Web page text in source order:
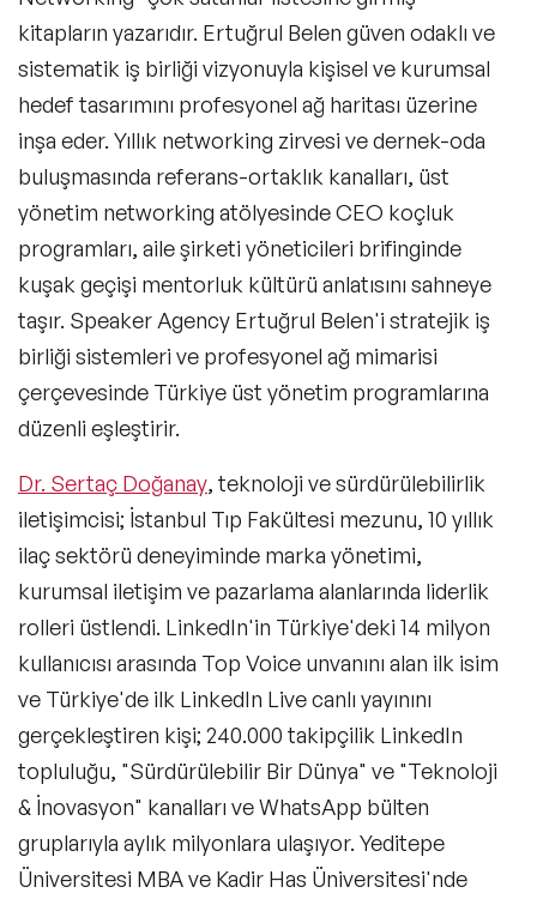
kitapların yazarıdır. Ertuğrul Belen güven odaklı ve
sistematik iş birliği vizyonuyla kişisel ve kurumsal
hedef tasarımını profesyonel ağ haritası üzerine
inşa eder. Yıllık networking zirvesi ve dernek-oda
buluşmasında referans-ortaklık kanalları, üst
yönetim networking atölyesinde CEO koçluk
programları, aile şirketi yöneticileri brifinginde
kuşak geçişi mentorluk kültürü anlatısını sahneye
taşır. Speaker Agency Ertuğrul Belen'i stratejik iş
birliği sistemleri ve profesyonel ağ mimarisi
çerçevesinde Türkiye üst yönetim programlarına
düzenli eşleştirir.
Dr. Sertaç Doğanay, teknoloji ve sürdürülebilirlik
iletişimcisi; İstanbul Tıp Fakültesi mezunu, 10 yıllık
ilaç sektörü deneyiminde marka yönetimi,
kurumsal iletişim ve pazarlama alanlarında liderlik
rolleri üstlendi. LinkedIn'in Türkiye'deki 14 milyon
kullanıcısı arasında Top Voice unvanını alan ilk isim
ve Türkiye'de ilk LinkedIn Live canlı yayınını
gerçekleştiren kişi; 240.000 takipçilik LinkedIn
topluluğu, "Sürdürülebilir Bir Dünya" ve "Teknoloji
& İnovasyon" kanalları ve WhatsApp bülten
gruplarıyla aylık milyonlara ulaşıyor. Yeditepe
Üniversitesi MBA ve Kadir Has Üniversitesi'nde